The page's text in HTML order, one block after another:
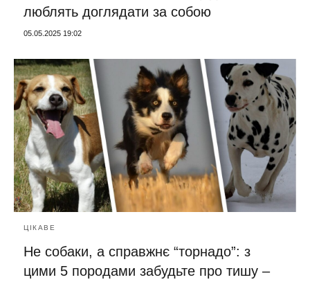
люблять доглядати за собою
05.05.2025 19:02
ЦІКАВЕ
Не собаки, а справжнє “торнадо”: з
цими 5 породами забудьте про тишу –